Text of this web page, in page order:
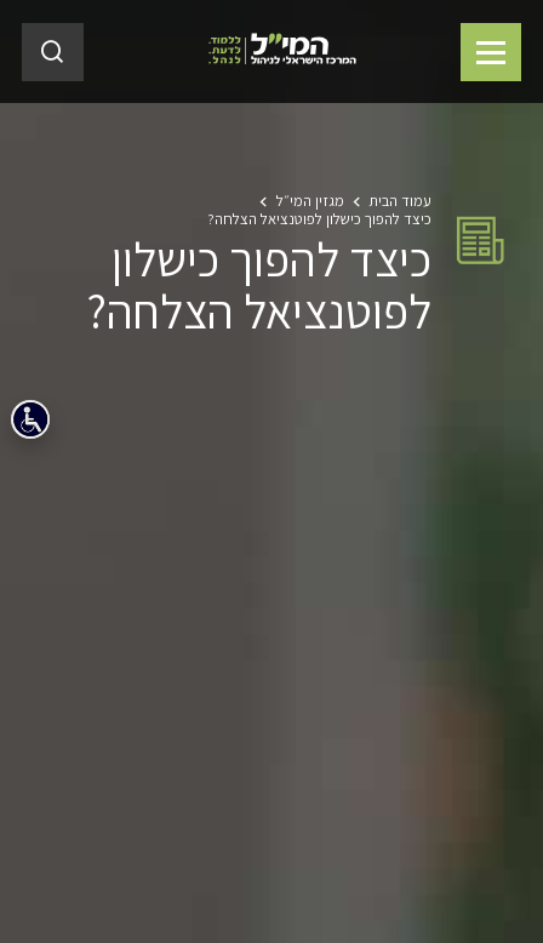
עמוד הבית
מגזין המי״ל
כיצד להפוך כישלון לפוטנציאל הצלחה?
כיצד להפוך כישלון
לפוטנציאל הצלחה?